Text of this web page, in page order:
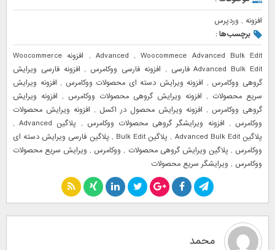
افزونه , وردپرس
برچسب‌ها :
Advanced ,Woocommece Advanced Bulk Edit
,
افزونه Woocommerce
Advanced Bulk Edit فارسی
, افزونه فارسی ووکامرس , افزونه فارسی ویرایش
گروهی ووکامرس , افزونه ویرایش دسته ای محصولات ووکامرس , افزونه ویرایش
سریع محصولات , افزونه ویرایش گروهی محصولات ووکامرس , افزونه ویرایش
گروهی ووکامرس , افزونه ویرایش محصول در اکسل , افزونه ویرایش محصولات
ووکامرس , افزونه ویرایشگر گروهی محصولات ووکامرس , پلاگین Advanced
,
پلاگین Advanced Bulk Edit
, پلاگین Bulk Edit , پلاگین فارسی ویرایش دسته ای
ووکامرس , پلاگین ویرایش گروهی محصولات , ووکامرس , ویرایش سریع محصولات
ووکامرس , ویرایشگر سریع محصولات
محمد